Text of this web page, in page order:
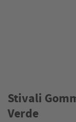
Stivali
Verde